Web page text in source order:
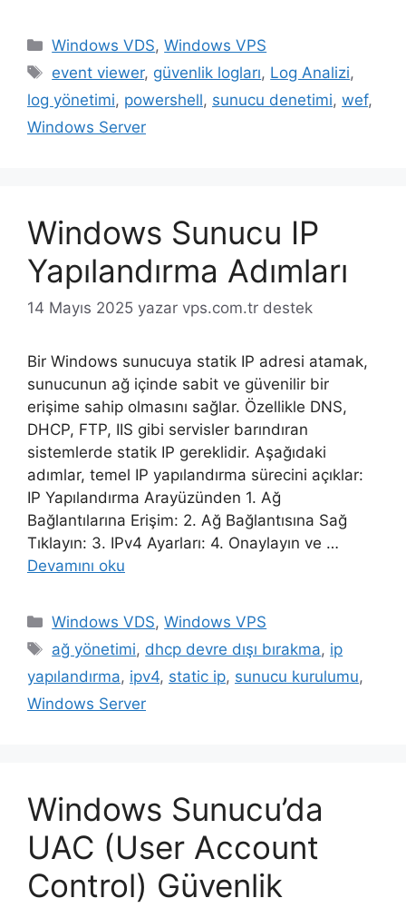
Kategoriler
Windows VDS,Windows VPS
Etiketler
event viewer, güvenlik logları, Log Analizi,
log yönetimi, powershell, sunucu denetimi, wef,
Windows Server
Windows Sunucu IP
Yapılandırma Adımları
14 Mayıs 2025 yazar vps.com.tr destek
Bir Windows sunucuya statik IP adresi atamak,
sunucunun ağ içinde sabit ve güvenilir bir
erişime sahip olmasını sağlar. Özellikle DNS,
DHCP, FTP, IIS gibi servisler barındıran
sistemlerde statik IP gereklidir. Aşağıdaki
adımlar, temel IP yapılandırma sürecini açıklar:
IP Yapılandırma Arayüzünden 1. Ağ
Bağlantılarına Erişim: 2. Ağ Bağlantısına Sağ
Tıklayın: 3. IPv4 Ayarları: 4. Onaylayın ve …
Devamını oku
Kategoriler
Windows VDS,Windows VPS
Etiketler
ağ yönetimi, dhcp devre dışı bırakma, ip
yapılandırma, ipv4, static ip, sunucu kurulumu,
Windows Server
Windows Sunucu’da
UAC (User Account
Control) Güvenlik